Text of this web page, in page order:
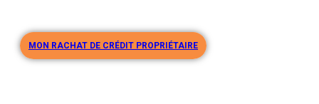
MON RACHAT DE CRÉDIT PROPRIÉTAIRE